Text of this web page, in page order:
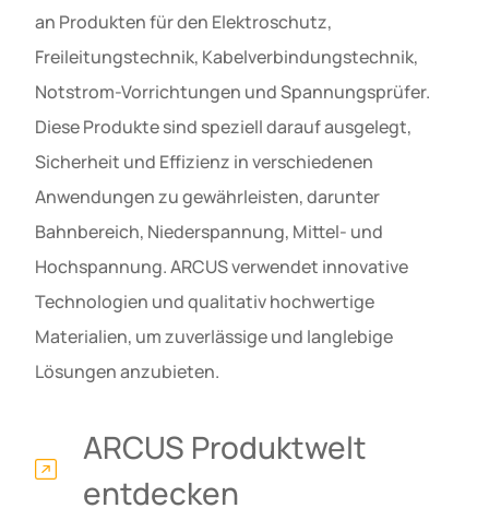
an Produkten für den Elektroschutz,
Freileitungstechnik, Kabelverbindungstechnik,
Notstrom-Vorrichtungen und Spannungsprüfer.
Diese Produkte sind speziell darauf ausgelegt,
Sicherheit und Effizienz in verschiedenen
Anwendungen zu gewährleisten, darunter
Bahnbereich, Niederspannung, Mittel- und
Hochspannung. ARCUS verwendet innovative
Technologien und qualitativ hochwertige
Materialien, um zuverlässige und langlebige
Lösungen anzubieten.
ARCUS Produktwelt
entdecken